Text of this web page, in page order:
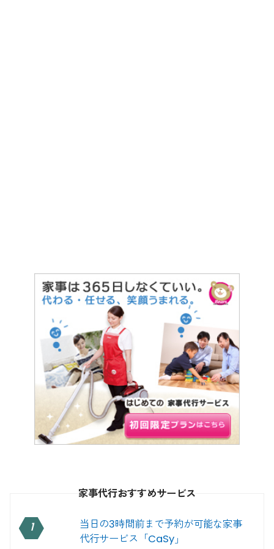
家事代行おすすめサービス
1
当日の3時間前まで予約が可能な家事
代行サービス「CaSy」